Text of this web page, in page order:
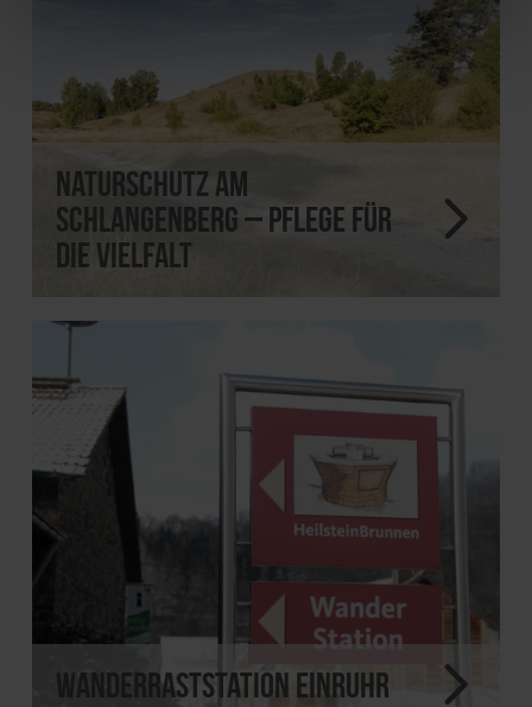
Naturschutz am
Schlangenberg – Pflege für
die Vielfalt
Wanderraststation Einruhr